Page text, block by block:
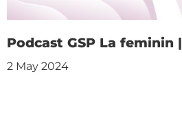
Podcast GSP La feminin
2 May 2024